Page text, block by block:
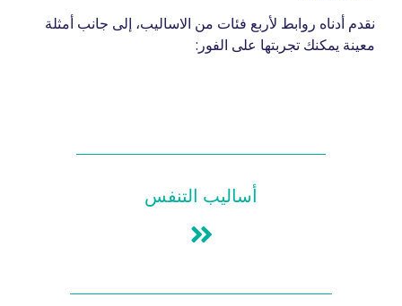
نقدم أدناه روابط لأربع فئات من الاساليب، إلى جانب أمثلة
معينة يمكنك تجربتها على الفور:
أساليب التنفس